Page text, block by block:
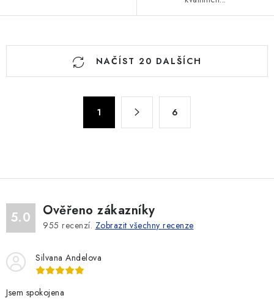
O
p
v
k
v
ý
p
NAČÍST 20 DALŠÍCH
k
v
á
n
1 6
5.0 Ověřeno zákazníky
955 recenzí. Zobrazit všechny recenze
Silvana Andelova
Jsem spokojena